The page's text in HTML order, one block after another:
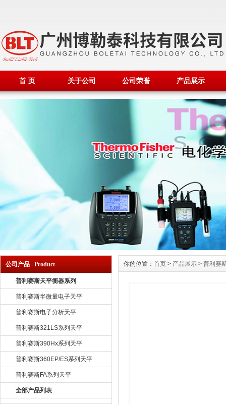
首 页 关于公司 公司荣誉 产品展示
公司产品 Product
普利赛斯天平衡器系列
普利赛斯半微量电子天平
普利赛斯电子分析天平
普利赛斯321LS系列天平
普利赛斯390Hx系列天平
普利赛斯360EP/ES系列天平
普利赛斯FA系列天平
全部产品列表
你的位置： 首页 > 产品展示 > 普利赛